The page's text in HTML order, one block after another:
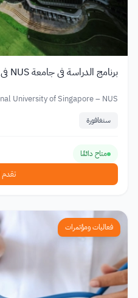
برنامج الدراسة في جامعة NUS في سنغافورة 2026
University of Singapore – NUS
سنغافورة
متاح دائمًا
تقدم
فعاليات ومؤتمرات